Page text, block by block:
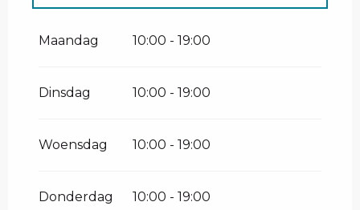
Maandag 10:00 - 19:00
Dinsdag 10:00 - 19:00
Woensdag 10:00 - 19:00
Donderdag 10:00 - 19:00